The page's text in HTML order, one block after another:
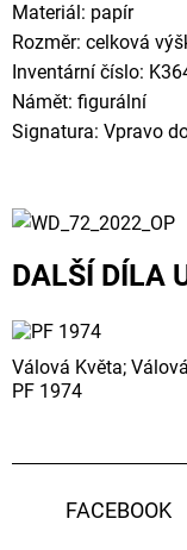
Materiál: papír
Rozměr: celková
Inventární číslo:
Námět: figurální
Signatura: Vpravo
DALŠÍ DÍLA
Válová Květa;
PF 1974
FACEBOOK